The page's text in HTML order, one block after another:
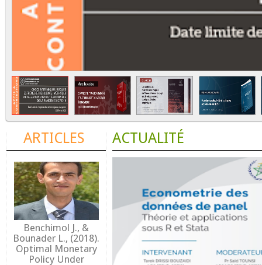
ARTICLES
Benchimol J., &
Bounader L., (2018).
Optimal Monetary
Policy Under
ACTUALITÉ